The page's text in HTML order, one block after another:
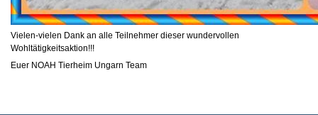
Vielen-vielen Dank an alle Teilnehmer dieser wundervollen
Wohltätigkeitsaktion!!!
Euer NOAH Tierheim Ungarn Team